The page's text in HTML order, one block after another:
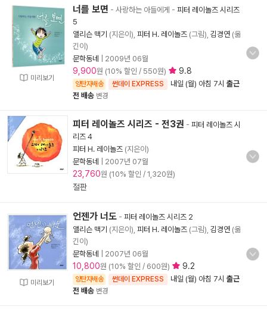
미리보기
너를 보면 - 사랑하는 아들에게 - 피터 레이놀즈 시리즈
5
앨리슨 맥기 (지은이), 피터 H. 레이놀즈 (그림), 김경연 (옮
긴이)
문학동네
2009년 06월
9,900원 (10% 할인 / 550원) 9.8
양탄자배송 썬데이 EXPRESS 내일 (월) 아침 7시 출근
전 배송 변경
피터 레이놀즈 시리즈 - 전3권 - 피터 레이놀즈 시
리즈 4
피터 H. 레이놀즈 (지은이)
문학동네
2007년 07월
23,760원 (10% 할인 / 1,320원)
절판
미리보기
언젠가 너도 - 피터 레이놀즈 시리즈 2
앨리슨 맥기 (지은이), 피터 H. 레이놀즈 (그림), 김경연 (옮
긴이)
문학동네
2007년 06월
10,800원 (10% 할인 / 600원) 9.2
양탄자배송 썬데이 EXPRESS 내일 (월) 아침 7시 출근
전 배송 변경